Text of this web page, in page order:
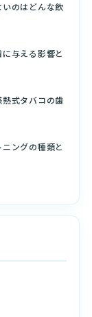
のはどんな飲
与える影響と
式タバコの歯
ングの種類と